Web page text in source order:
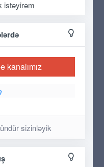
istəyirəm
kanalımız
sizinləyik